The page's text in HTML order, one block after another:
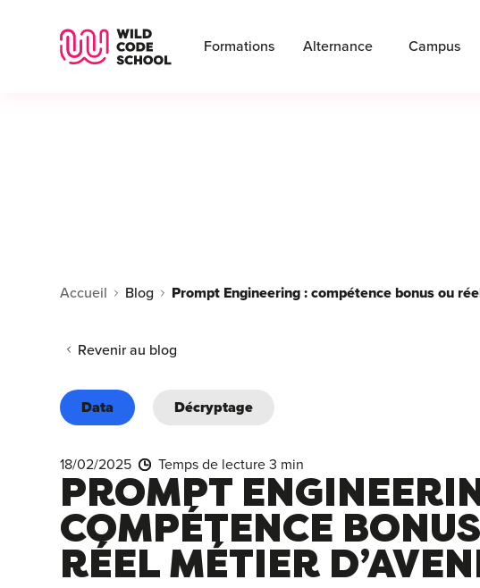
Wild Code School Header Logo
Formations Alternance Campus
Accueil Blog Prompt Engineering : compétence bonus ou
Revenir au blog
Data Décryptage
18/02/2025 Temps de lecture 3 min
PROMPT
COMPÉTENCE
RÉEL MÉTIER